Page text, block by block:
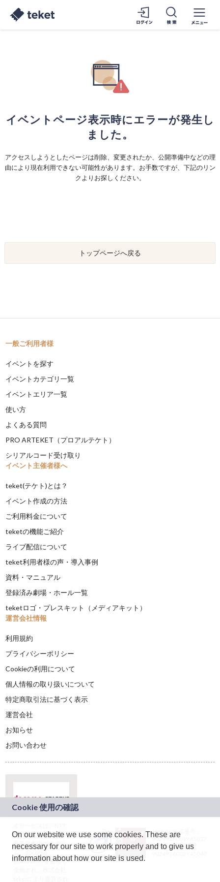
イベントページ表示時にエラーが発生し
ました。
アクセスしようとしたページは削除、変更されたか、公開準備中などの理
由により現在利用できない可能性があります。お手数ですが、下記のリン
クよりお探しください。
トップページへ戻る
一般ご利用者様
イベントを探す
イベントカテゴリ一覧
イベントエリア一覧
使い方
よくある質問
PRO ARTEKET（プロアルテケト）
シリアルコード受け取り
イベント主催者様へ
teket(テケト)とは？
イベント作成の方法
ご利用料金について
teketの機能ご紹介
ライブ配信について
teket利用者様の声・導入事例
資料・マニュアル
登録済み劇場・ホール一覧
teketロゴ・プレスキット（メディアキット）
運営会社情報
利用規約
プライバシーポリシー
Cookieの利用について
個人情報の取り扱いについて
特定商取引法に基づく表示
運営会社
お知らせ
お問い合わせ
ドコモグループの新
規事業創出プログラ
ム「docomo
STARTUP」を通じて
JASRAC許諾番号：
9024936001Y45037
JASRAC許諾番号：
On our website we use some cookies. These are
necessary for our site to work properly and to give us
information about how our site is used.